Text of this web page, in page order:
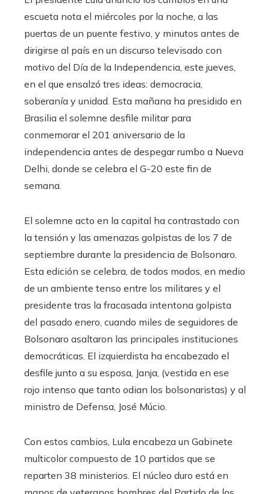
escueta nota el miércoles por la noche, a las
puertas de un puente festivo, y minutos antes de
dirigirse al país en un discurso televisado con
motivo del Día de la Independencia, este jueves,
en el que ensalzó tres ideas: democracia,
soberanía y unidad. Esta mañana ha presidido en
Brasilia el solemne desfile militar para
conmemorar el 201 aniversario de la
independencia antes de despegar rumbo a Nueva
Delhi, donde se celebra el G-20 este fin de
semana.
El solemne acto en la capital ha contrastado con
la tensión y las amenazas golpistas de los 7 de
septiembre durante la presidencia de Bolsonaro.
Esta edición se celebra, de todos modos, en medio
de un ambiente tenso entre los militares y el
presidente tras la fracasada intentona golpista
del pasado enero, cuando miles de seguidores de
Bolsonaro asaltaron las principales instituciones
democráticas. El izquierdista ha encabezado el
desfile junto a su esposa, Janja, (vestida en ese
rojo intenso que tanto odian los bolsonaristas) y al
ministro de Defensa, José Múcio.
Con estos cambios, Lula encabeza un Gabinete
multicolor compuesto de 10 partidos que se
reparten 38 ministerios. El núcleo duro está en